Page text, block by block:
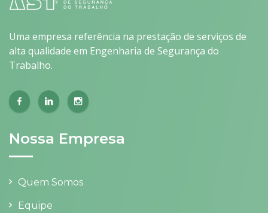
Uma empresa referência na prestação de serviços de
alta qualidade em Engenharia de Segurança do
Trabalho.
Nossa Empresa
Quem Somos
Equipe